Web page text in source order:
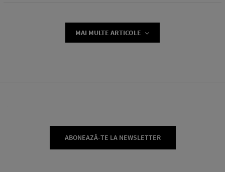
MAI MULTE ARTICOLE
ABONEAZĂ-TE LA NEWSLETTER